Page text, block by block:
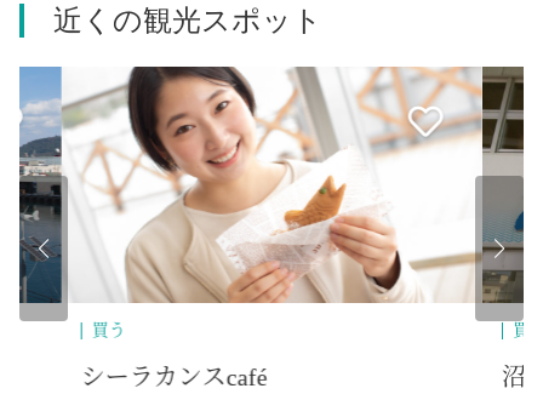
近くの観光スポット
買う
沼津みなと新鮮館
食
沼